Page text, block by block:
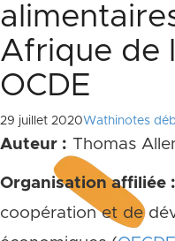
Afrique de
OCDE
29 juillet 2020Wathinotes
Auteur : Thomas
Organisation affiliée :
coopération et de